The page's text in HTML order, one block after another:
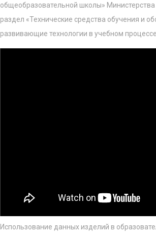
общеобразовательной школы»
раздел «Технические средства обучения и
развивающие технологии в учебном
Использование данных изделий в